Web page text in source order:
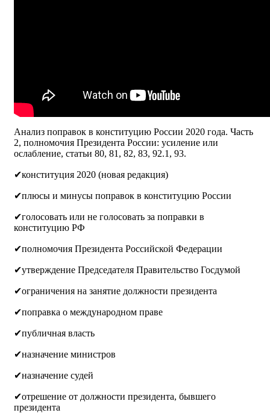
Анализ поправок в конституцию России 2020 года. Часть
2, полномочия Президента России: усиление или
ослабление, статьи 80, 81, 82, 83, 92.1, 93.
✔конституция 2020 (новая редакция)
✔плюсы и минусы поправок в конституцию России
✔голосовать или не голосовать за поправки в
конституцию РФ
✔полномочия Президента Российской Федерации
✔утверждение Председателя Правительство Госдумой
✔ограничения на занятие должности президента
✔поправка о международном праве
✔публичная власть
✔назначение министров
✔назначение судей
✔отрешение от должности президента, бывшего
президента